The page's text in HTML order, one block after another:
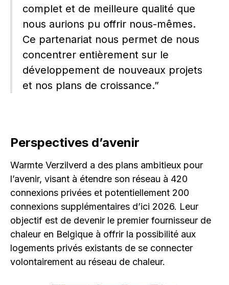
complet et de meilleure qualité que
nous aurions pu offrir nous-mêmes.
Ce partenariat nous permet de nous
concentrer entièrement sur le
développement de nouveaux projets
et nos plans de croissance.”
Perspectives d’avenir
Warmte Verzilverd a des plans ambitieux pour
l’avenir, visant à étendre son réseau à 420
connexions privées et potentiellement 200
connexions supplémentaires d’ici 2026. Leur
objectif est de devenir le premier fournisseur de
chaleur en Belgique à offrir la possibilité aux
logements privés existants de se connecter
volontairement au réseau de chaleur.